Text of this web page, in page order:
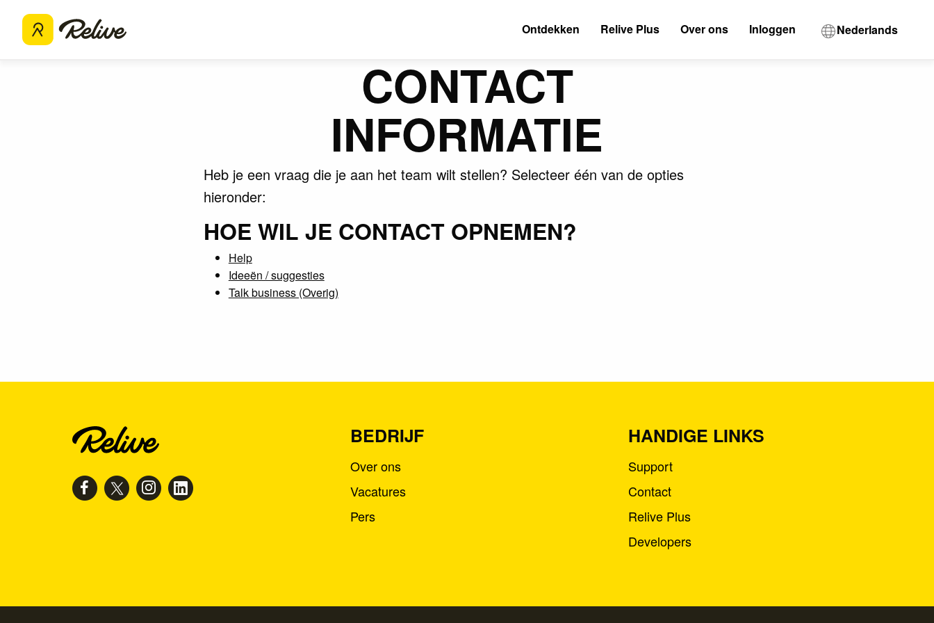
Ontdekken Relive Plus Over ons Inloggen Nederlands
CONTACT
INFORMATIE
Heb je een vraag die je aan het team wilt stellen? Selecteer één van de opties
hieronder:
HOE WIL JE CONTACT OPNEMEN?
Help
Ideeën / suggesties
Talk business (Overig)
BEDRIJF
Over ons
Vacatures
Pers
HANDIGE LINKS
Support
Contact
Relive Plus
Developers